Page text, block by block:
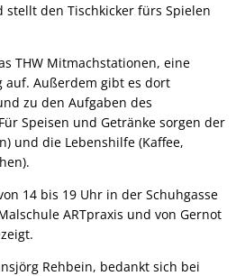
stellt den Tischkicker fürs Spielen
THW Mitmachstationen, eine
auf. Außerdem gibt es dort
zu den Aufgaben des
Speisen und Getränke sorgen der
und die Lebenshilfe (Kaffee,
14 bis 19 Uhr in der Schuhgasse
ARTpraxis und von Gernot
Rehbein, bedankt sich bei